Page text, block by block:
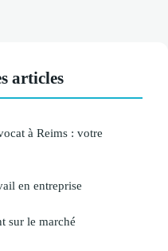
articles
à Reims : votre
en entreprise
sur le marché